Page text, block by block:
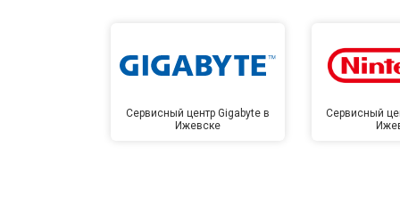
Сервисный центр Gigabyte в
Ижевске
Сервисный